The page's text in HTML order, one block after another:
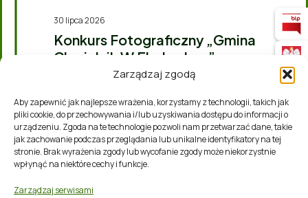
Zarządzaj zgodą
Aby zapewnić jak najlepsze wrażenia, korzystamy z technologii, takich jak
pliki cookie, do przechowywania i/lub uzyskiwania dostępu do informacji o
urządzeniu. Zgoda na te technologie pozwoli nam przetwarzać dane, takie
jak zachowanie podczas przeglądania lub unikalne identyfikatory na tej
stronie. Brak wyrażenia zgody lub wycofanie zgody może niekorzystnie
wpłynąć na niektóre cechy i funkcje.
Zarządzaj serwisami
30 lipca 2026
Konkurs Fotograficzny „Gmina
Chmielnik W Ekokadrze”
Ogłoszenie konkursowe Wójt Gminy Chmielnik
ogłasza gminny konkurs fotograficzny „Gmina
Chmielnik w Ekokadrze” Celem konkursu…
CZYTAJ WIĘCEJ